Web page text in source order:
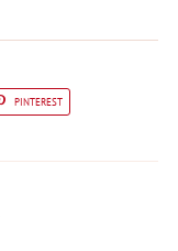
PINTEREST